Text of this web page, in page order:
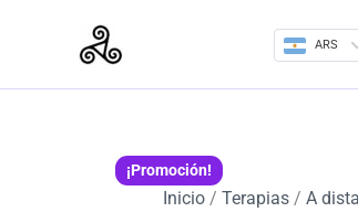
ARS
¡Promoción!
Inicio / Terapias / A
El